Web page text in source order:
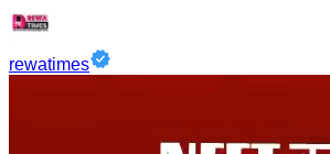
rewatimes